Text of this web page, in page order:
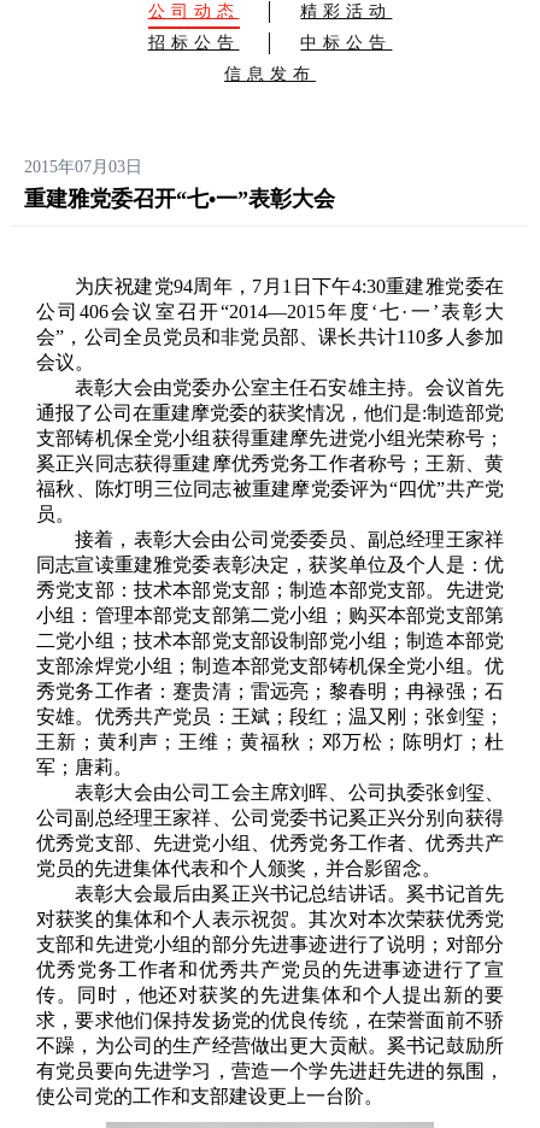
公司动态
精彩活动
招标公告
中标公告
信息发布
2015年07月03日
重建雅党委召开“七•一”表彰大会
为庆祝建党94周年，7月1日下午4:30重建雅党委在
公司406会议室召开“2014—2015年度‘七·一’表彰大
会”，公司全员党员和非党员部、课长共计110多人参加
会议。
表彰大会由党委办公室主任石安雄主持。会议首先
通报了公司在重建摩党委的获奖情况，他们是:制造部党
支部铸机保全党小组获得重建摩先进党小组光荣称号；
奚正兴同志获得重建摩优秀党务工作者称号；王新、黄
福秋、陈灯明三位同志被重建摩党委评为“四优”共产党
员。
接着，表彰大会由公司党委委员、副总经理王家祥
同志宣读重建雅党委表彰决定，获奖单位及个人是：优
秀党支部：技术本部党支部；制造本部党支部。先进党
小组：管理本部党支部第二党小组；购买本部党支部第
二党小组；技术本部党支部设制部党小组；制造本部党
支部涂焊党小组；制造本部党支部铸机保全党小组。优
秀党务工作者：蹇贵清；雷远亮；黎春明；冉禄强；石
安雄。优秀共产党员：王斌；段红；温又刚；张剑玺；
王新；黄利声；王维；黄福秋；邓万松；陈明灯；杜
军；唐莉。
表彰大会由公司工会主席刘晖、公司执委张剑玺、
公司副总经理王家祥、公司党委书记奚正兴分别向获得
优秀党支部、先进党小组、优秀党务工作者、优秀共产
党员的先进集体代表和个人颁奖，并合影留念。
表彰大会最后由奚正兴书记总结讲话。奚书记首先
对获奖的集体和个人表示祝贺。其次对本次荣获优秀党
支部和先进党小组的部分先进事迹进行了说明；对部分
优秀党务工作者和优秀共产党员的先进事迹进行了宣
传。同时，他还对获奖的先进集体和个人提出新的要
求，要求他们保持发扬党的优良传统，在荣誉面前不骄
不躁，为公司的生产经营做出更大贡献。奚书记鼓励所
有党员要向先进学习，营造一个学先进赶先进的氛围，
使公司党的工作和支部建设更上一台阶。